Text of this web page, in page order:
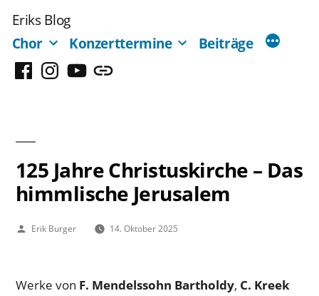
Inhalt
springen
Eriks Blog
Chor
Konzerttermine Beiträge
FacebookInstagram
YouTubeMastodon
125 Jahre Christuskirche – Das
himmlische Jerusalem
Veröffentlicht
Erik Burger 14. Oktober 2025
Werke von F. Mendelssohn Bartholdy, C. Kreek